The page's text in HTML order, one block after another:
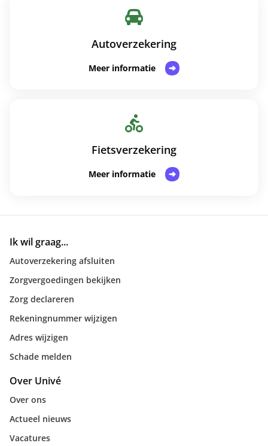
Autoverzekering
Meer informatie
Fietsverzekering
Meer informatie
Ik wil graag...
Autoverzekering afsluiten
Zorgvergoedingen bekijken
Zorg declareren
Rekeningnummer wijzigen
Adres wijzigen
Schade melden
Over Univé
Over ons
Actueel nieuws
Vacatures